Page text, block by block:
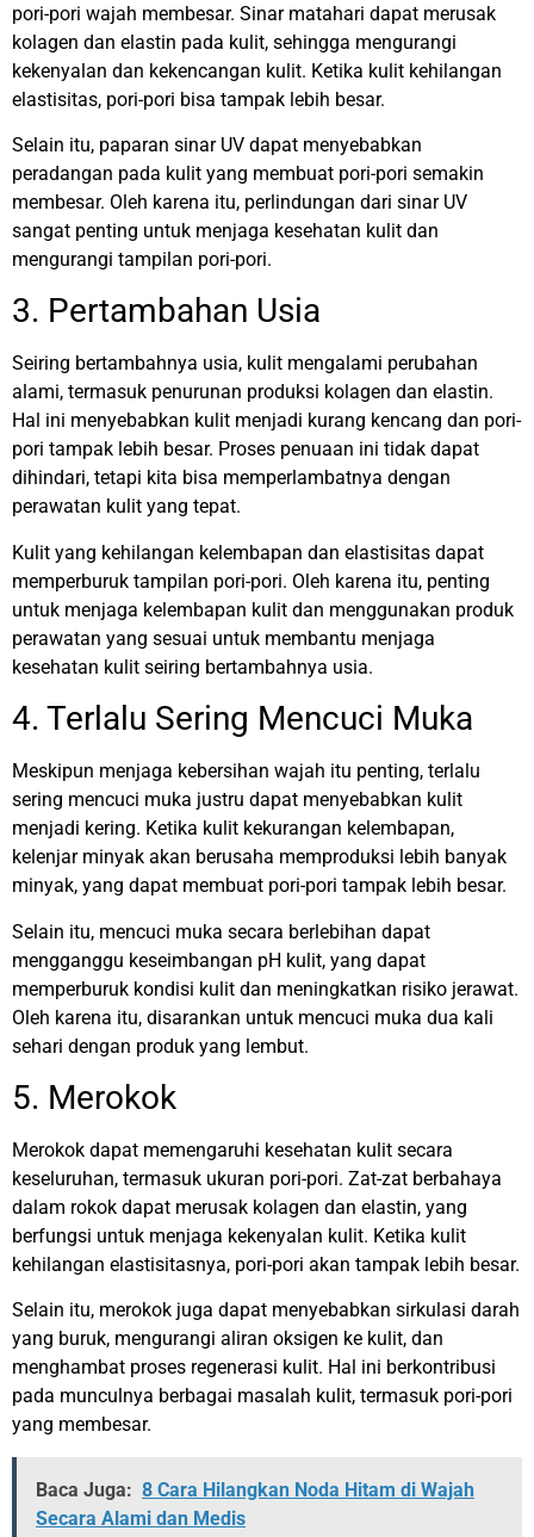
pori-pori wajah membesar. Sinar matahari dapat merusak
kolagen dan elastin pada kulit, sehingga mengurangi
kekenyalan dan kekencangan kulit. Ketika kulit kehilangan
elastisitas, pori-pori bisa tampak lebih besar.
Selain itu, paparan sinar UV dapat menyebabkan
peradangan pada kulit yang membuat pori-pori semakin
membesar. Oleh karena itu, perlindungan dari sinar UV
sangat penting untuk menjaga kesehatan kulit dan
mengurangi tampilan pori-pori.
3. Pertambahan Usia
Seiring bertambahnya usia, kulit mengalami perubahan
alami, termasuk penurunan produksi kolagen dan elastin.
Hal ini menyebabkan kulit menjadi kurang kencang dan pori-
pori tampak lebih besar. Proses penuaan ini tidak dapat
dihindari, tetapi kita bisa memperlambatnya dengan
perawatan kulit yang tepat.
Kulit yang kehilangan kelembapan dan elastisitas dapat
memperburuk tampilan pori-pori. Oleh karena itu, penting
untuk menjaga kelembapan kulit dan menggunakan produk
perawatan yang sesuai untuk membantu menjaga
kesehatan kulit seiring bertambahnya usia.
4. Terlalu Sering Mencuci Muka
Meskipun menjaga kebersihan wajah itu penting, terlalu
sering mencuci muka justru dapat menyebabkan kulit
menjadi kering. Ketika kulit kekurangan kelembapan,
kelenjar minyak akan berusaha memproduksi lebih banyak
minyak, yang dapat membuat pori-pori tampak lebih besar.
Selain itu, mencuci muka secara berlebihan dapat
mengganggu keseimbangan pH kulit, yang dapat
memperburuk kondisi kulit dan meningkatkan risiko jerawat.
Oleh karena itu, disarankan untuk mencuci muka dua kali
sehari dengan produk yang lembut.
5. Merokok
Merokok dapat memengaruhi kesehatan kulit secara
keseluruhan, termasuk ukuran pori-pori. Zat-zat berbahaya
dalam rokok dapat merusak kolagen dan elastin, yang
berfungsi untuk menjaga kekenyalan kulit. Ketika kulit
kehilangan elastisitasnya, pori-pori akan tampak lebih besar.
Selain itu, merokok juga dapat menyebabkan sirkulasi darah
yang buruk, mengurangi aliran oksigen ke kulit, dan
menghambat proses regenerasi kulit. Hal ini berkontribusi
pada munculnya berbagai masalah kulit, termasuk pori-pori
yang membesar.
Baca Juga: 8 Cara Hilangkan Noda Hitam di Wajah
Secara Alami dan Medis